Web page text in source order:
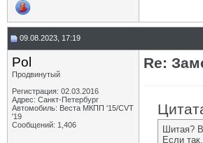
09.08.2023, 17:19
Pol
Продвинутый
Регистрация: 02.03.2016
Адрес: Санкт-Петербург
Автомобиль: Веста МКПП '15/CVT
'19
Сообщений: 1,406
Re:
Шитая?
Если